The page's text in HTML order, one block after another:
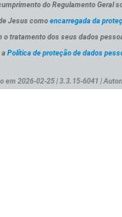
do Regulamento Geral
Jesus como encarregada da
o tratamento dos seus dados
a Política de proteção de dados
em 2026-02-25 | 3.3.15-6041 |